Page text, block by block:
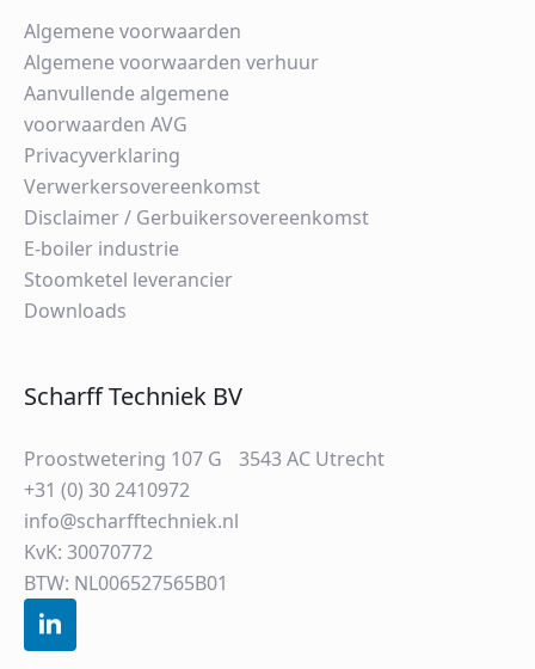
Algemene voorwaarden
Algemene voorwaarden verhuur
Aanvullende algemene
voorwaarden AVG
Privacyverklaring
Verwerkersovereenkomst
Disclaimer / Gerbuikersovereenkomst
E-boiler industrie
Stoomketel leverancier
Downloads
Scharff Techniek BV
Proostwetering 107 G 3543 AC Utrecht
+31 (0) 30 2410972
info@scharfftechniek.nl
KvK: 30070772
BTW: NL006527565B01